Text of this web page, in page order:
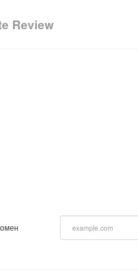
Review